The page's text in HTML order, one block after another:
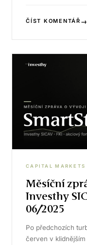
ČÍST KOMENTÁŘ →
CAPITAL MARKETS
Měsíční
Investhy
06/2025
Po předchozích
červen v